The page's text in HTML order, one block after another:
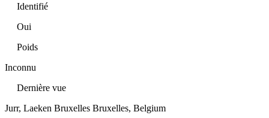
Identifié
Oui
Poids
Inconnu
Dernière vue
Jurr, Laeken Bruxelles Bruxelles, Belgium